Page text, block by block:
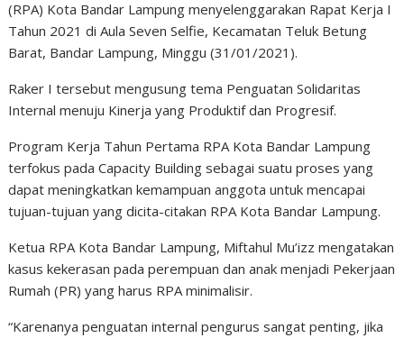
(RPA) Kota Bandar Lampung menyelenggarakan Rapat Kerja I
Tahun 2021 di Aula Seven Selfie, Kecamatan Teluk Betung
Barat, Bandar Lampung, Minggu (31/01/2021).
Raker I tersebut mengusung tema Penguatan Solidaritas
Internal menuju Kinerja yang Produktif dan Progresif.
Program Kerja Tahun Pertama RPA Kota Bandar Lampung
terfokus pada Capacity Building sebagai suatu proses yang
dapat meningkatkan kemampuan anggota untuk mencapai
tujuan-tujuan yang dicita-citakan RPA Kota Bandar Lampung.
Ketua RPA Kota Bandar Lampung, Miftahul Mu’izz mengatakan
kasus kekerasan pada perempuan dan anak menjadi Pekerjaan
Rumah (PR) yang harus RPA minimalisir.
“Karenanya penguatan internal pengurus sangat penting, jika